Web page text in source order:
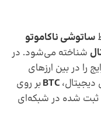
ساتوشی ناکاموتو
شناخته می‌شود. در
را در بین ارزهای
دیجیتال، BTCبر روی
ثبت شده در شبکه‌ای